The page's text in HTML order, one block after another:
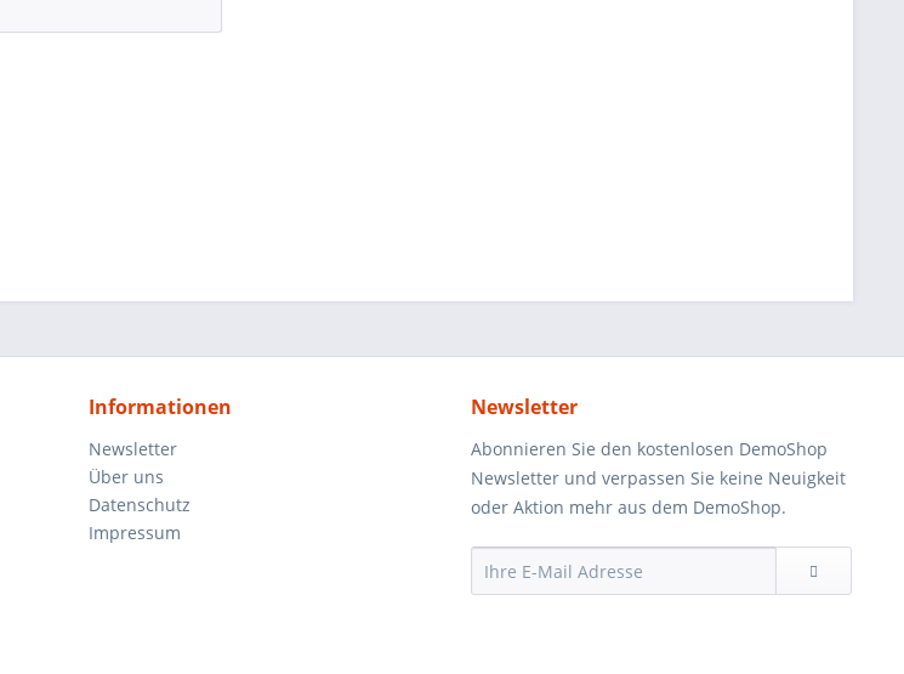
Informationen
Newsletter
Über uns
Datenschutz
Impressum
Newsletter
Abonnieren Sie den kostenlosen DemoShop
Newsletter und verpassen Sie keine Neuigkeit
oder Aktion mehr aus dem DemoShop.